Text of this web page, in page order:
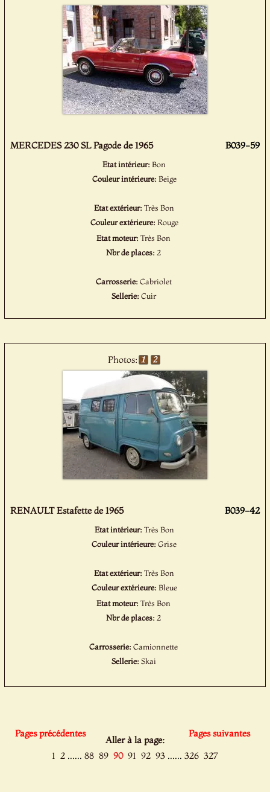
MERCEDES 230 SL Pagode de 1965 B039-59
Etat intérieur:Bon
Couleur intérieure: Beige
Etat extérieur:Très Bon
Couleur extérieure: Rouge
Etat moteur:Très Bon
Nbr de places: 2
Carrosserie: Cabriolet
Sellerie: Cuir
Photos:
RENAULT Estafette de 1965 B039-42
Etat intérieur: Très Bon
Couleur intérieure:Grise
Etat extérieur:Très Bon
Couleur extérieure: Bleue
Etat moteur:Très Bon
Nbr de places: 2
Carrosserie:Camionnette
Sellerie: Skai
Pages précédentes Pages suivantes
Aller à la page:
1 2 ...... 88 89 90 91 92 93 ...... 326 327